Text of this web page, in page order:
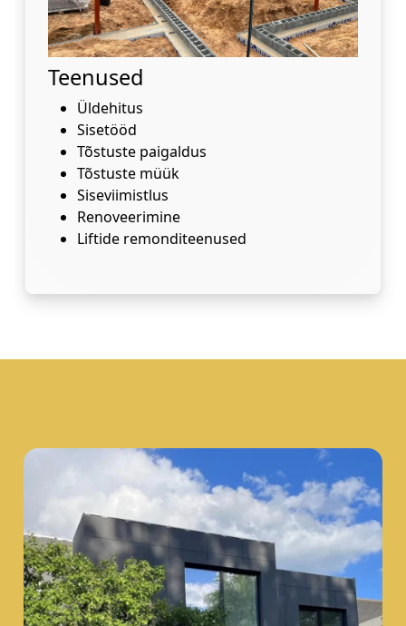
Teenused
Üldehitus
Sisetööd
Tõstuste paigaldus
Tõstuste müük
Siseviimistlus
Renoveerimine
Liftide remonditeenused